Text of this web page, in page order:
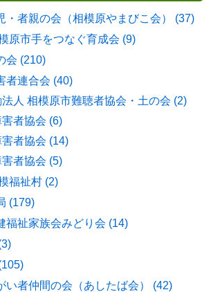
・者親の会（相模原やまびこ会） (37)
原市手をつなぐ育成会 (9)
会 (210)
者連合会 (40)
人 相模原市難聴者協会・土の会 (2)
者協会 (6)
者協会 (14)
者協会 (5)
福祉村 (2)
(179)
福祉家族会みどり会 (14)
い者仲間の会（あしたば会） (42)